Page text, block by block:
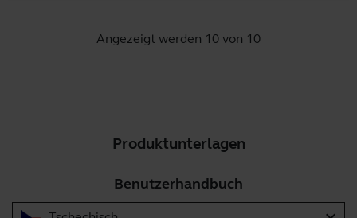
Angezeigt werden 10 von 10
Produktunterlagen
Benutzerhandbuch